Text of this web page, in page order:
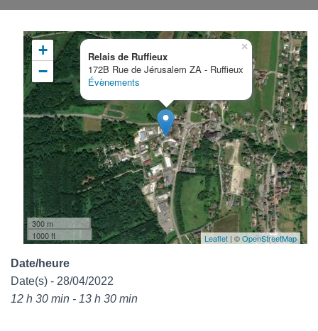
Relais de Ruffieux
172B Rue de Jérusalem ZA - Ruffieux
Évènements
×
+
−
300 m
1000 ft
Leaflet | ©OpenStreetMap
Date/heure
Date(s) - 28/04/2022
12 h 30 min - 13 h 30 min